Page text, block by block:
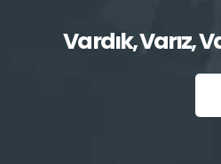
Vardık, Varız,